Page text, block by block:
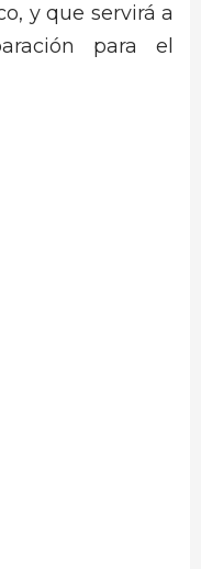
y que servirá a
para el